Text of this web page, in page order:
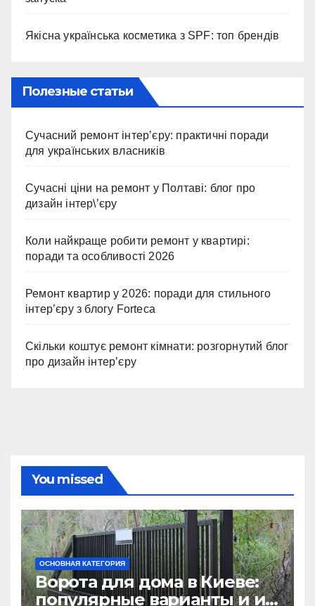
Якісна українська косметика з SPF: топ брендів
Полезные статьи
Сучасний ремонт інтер’єру: практичні поради
для українських власників
Сучасні ціни на ремонт у Полтаві: блог про
дизайн інтер\’єру
Коли найкраще робити ремонт у квартирі:
поради та особливості 2026
Ремонт квартир у 2026: поради для стильного
інтер’єру з блогу Forteca
Скільки коштує ремонт кімнати: розгорнутий блог
про дизайн інтер’єру
You missed
ОСНОВНАЯ КАТЕГОРИЯ
Ворота для дома в Киеве:
популярные варианты и их